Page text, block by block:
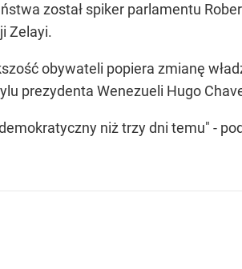
został spiker parlamentu
Zelayi.
obywateli popiera zmianę
prezydenta Wenezueli Hugo
niż trzy dni temu" -